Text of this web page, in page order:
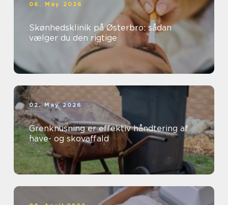
06. May 2026
Skønhedsklinik på Østerbro: sådan
vælger du den rigtige
02. May 2026
Grenknusning er effektiv håndtering af
have- og skovaffald